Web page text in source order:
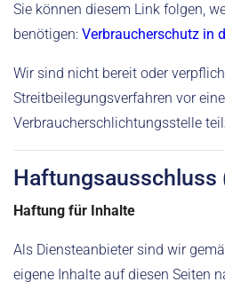
Sie können diesem Link folgen,
benötigen: Verbraucherschutz in
Wir sind nicht bereit oder
Streitbeilegungsverfahren vor
Verbraucherschlichtungsstelle
Haftungsausschluss
Haftung für Inhalte
Als Diensteanbieter sind wir
eigene Inhalte auf diesen Seiten